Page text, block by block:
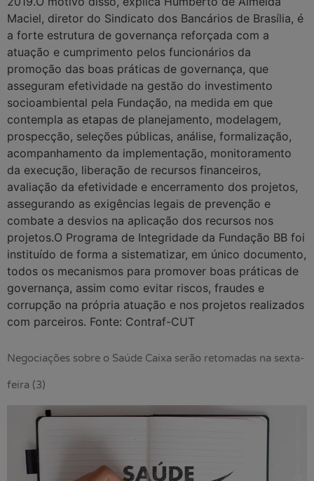
Maciel, diretor do Sindicato dos Bancários de Brasília, é
a forte estrutura de governança reforçada com a
atuação e cumprimento pelos funcionários da
promoção das boas práticas de governança, que
asseguram efetividade na gestão do investimento
socioambiental pela Fundação, na medida em que
contempla as etapas de planejamento, modelagem,
prospecção, seleções públicas, análise, formalização,
acompanhamento da implementação, monitoramento
da execução, liberação de recursos financeiros,
avaliação da efetividade e encerramento dos projetos,
assegurando as exigências legais de prevenção e
combate a desvios na aplicação dos recursos nos
projetos.O Programa de Integridade da Fundação BB foi
instituído de forma a sistematizar, em único documento,
todos os mecanismos para promover boas práticas de
governança, assim como evitar riscos, fraudes e
corrupção na própria atuação e nos projetos realizados
com parceiros. Fonte: Contraf-CUT
Negociações sobre o Saúde Caixa serão retomadas na sexta-
feira (3)